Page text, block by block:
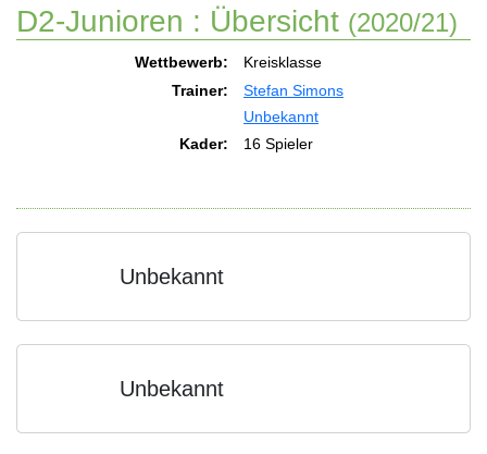
D2-Junioren : Übersicht (2020/21)
Wettbewerb:
Kreisklasse
Trainer:
Stefan Simons
Unbekannt
Kader:
16 Spieler
Unbekannt
Unbekannt